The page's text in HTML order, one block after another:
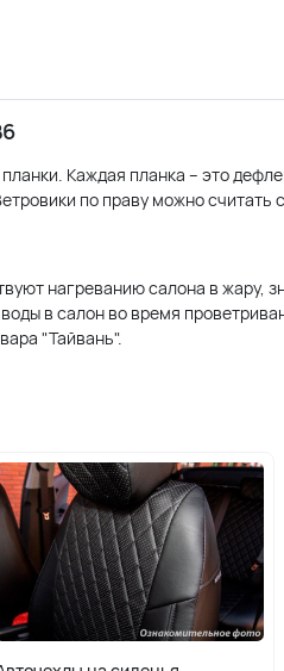
Каждая планка – это
по праву можно
нагреванию салона в жару,
в салон во время
"Тайвань".